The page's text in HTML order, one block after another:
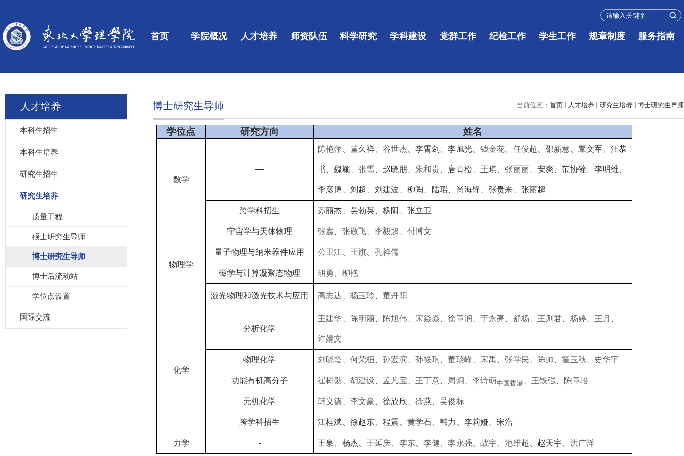
首页 学院概况 人才培养 师资队伍 科学研究 学科建设 党群工作 纪检工作 学生工作 规章制度 服务指南
人才培养
本科生招生
本科生培养
研究生招生
研究生培养
质量工程
硕士研究生导师
博士研究生导师
博士后流动站
学位点设置
国际交流
当前位置： 首页 人才培养 研究生培养 博士研究生导师
博士研究生导师
学位点 研究方向 姓名
数学
—
陈艳萍 董久祥、 谷世杰 李霄剑、李旭光、 钱金花 任俊超 邵新慧、覃文军、汪恭
书、魏颖、 张雪 赵晓朋、 朱和贵 唐青松、王琪、张丽丽、安爽、范协铨、李明维、
李彦博、刘超、刘建波、柳陶、陆瑶、尚海锋、张贵来、张丽超
跨学科招生 苏丽杰、吴勃英、杨阳、张立卫
物理学
宇宙学与天体物理 张鑫 张敬飞 李毅超 付博文
量子物理与纳米器件应用 公卫江 王旗 孔祥儒
磁学与计算凝聚态物理 胡勇 柳艳
激光物理和激光技术与应用 高志达 杨玉玲 董丹阳
化学
分析化学
王建华 陈明丽 陈旭伟 宋焱焱 徐章润 于永亮 舒杨 王则君 杨婷 王月
许婧文
物理化学 刘晓霞 何荣桓 孙宏滨 孙筱琪 董琰峰 宋禹 张学民 陈帅 霍玉秋 史华宇
功能有机高分子 崔树勋 胡建设 孟凡宝 王丁意 周炯 李诗萌中国香港 王铁强 陈章培
无机化学 韩义德 李文豪 、徐欣欣、 徐燕 吴俊标
跨学科招生 江桂斌、徐赵东、 程震、黄学石、韩力、李莉娅、宋浩
力学 - 王泉、杨杰、 王延庆 李东 李健 李永强 战宇 池维超 赵天宇、 洪广洋